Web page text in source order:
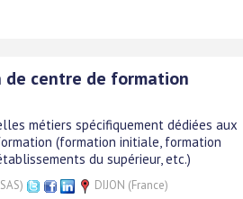
de centre de formation
métiers spécifiquement dédiées aux
(formation initiale, formation
du supérieur, etc.)
DIJON (France)